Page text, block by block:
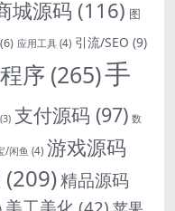
城源码 (116) 图
(6) 应用工具 (4) 引流/SEO (9)
序 (265)手
(3) 支付源码 (97) 数
/闲鱼 (4) 游戏源码
(209)精品源码